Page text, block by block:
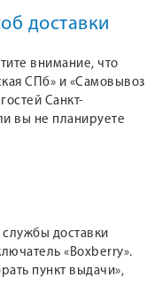
доставки
внимание, что
СПб» и «Самовывоз
Санкт-
вы не планируете
доставки
«Boxberry».
пункт выдачи»,